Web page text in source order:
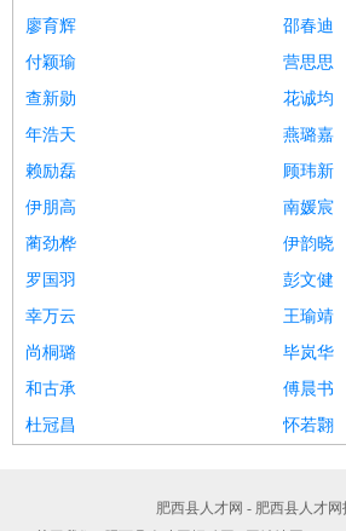
廖育辉
邵春迪
付颖瑜
营思思
查新勋
花诚均
年浩天
燕璐嘉
赖励磊
顾玮新
伊朋高
南媛宸
蔺劲桦
伊韵晓
罗国羽
彭文健
幸万云
王瑜靖
尚桐璐
毕岚华
和古承
傅晨书
杜冠昌
怀若翾
肥西县人才网 - 肥西县人才网